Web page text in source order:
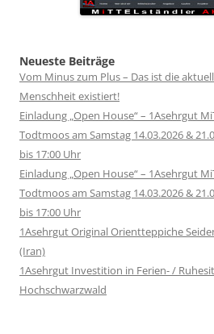
Neueste Beiträge
Vom Minus zum Plus – Das ist die
Menschheit existiert!
Einladung „Open House“ – 1Asehrgut
Todtmoos am Samstag 14.03.2026 &
bis 17:00 Uhr
Einladung „Open House“ – 1Asehrgut
Todtmoos am Samstag 14.03.2026 &
bis 17:00 Uhr
1Asehrgut Original Orientteppiche
(Iran)
1Asehrgut Investition in Ferien- /
Hochschwarzwald